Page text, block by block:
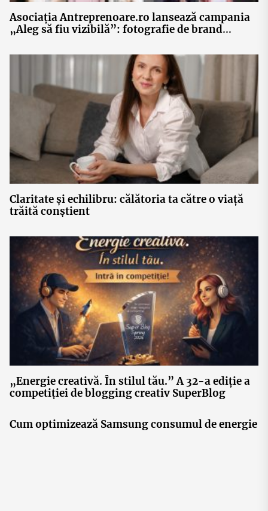
Asociația Antreprenoare.ro lansează campania
„Aleg să fiu vizibilă”: fotografie de brand
femeilor antreprenor din România
Claritate și echilibru: călătoria ta către o viață
trăită conștient
„Energie creativă. În stilul tău.” A 32-a ediție a
competiției de blogging creativ SuperBlog
Cum optimizează Samsung consumul de energie